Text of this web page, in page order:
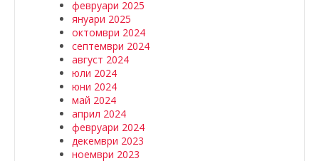
февруари 2025
януари 2025
октомври 2024
септември 2024
август 2024
юли 2024
юни 2024
май 2024
април 2024
февруари 2024
декември 2023
ноември 2023